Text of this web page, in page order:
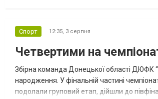
Спорт 12:35, 3 серпня
Четвертими на
Збірна команда Донецької області ДЮФК
народження. У фінальній частині
подолали груповий етап, дійшли до